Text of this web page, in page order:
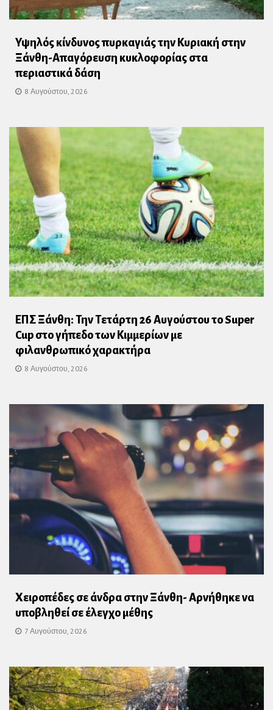
Υψηλός κίνδυνος πυρκαγιάς την Κυριακή στην
Ξάνθη-Απαγόρευση κυκλοφορίας στα
περιαστικά δάση
8 Αυγούστου, 2026
ΕΠΣ Ξάνθη: Την Τετάρτη 26 Αυγούστου το Super
Cup στο γήπεδο των Κιμμερίων με
φιλανθρωπικό χαρακτήρα
8 Αυγούστου, 2026
Χειροπέδες σε άνδρα στην Ξάνθη- Αρνήθηκε να
υποβληθεί σε έλεγχο μέθης
7 Αυγούστου, 2026